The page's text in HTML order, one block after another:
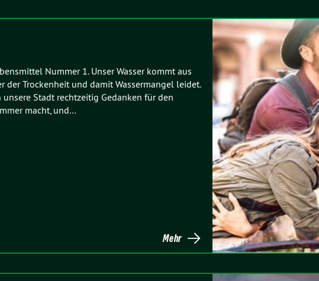
Nummer 1. Unser Wasser kommt aus
der Trockenheit und damit Wassermangel leidet.
Stadt rechtzeitig Gedanken für den
macht, und…
Mehr